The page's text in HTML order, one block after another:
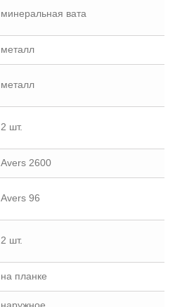
минеральная вата
металл
металл
2 шт.
Avers 2600
Avers 96
2 шт.
на планке